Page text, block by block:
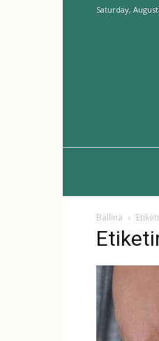
Saturday,
Ballina